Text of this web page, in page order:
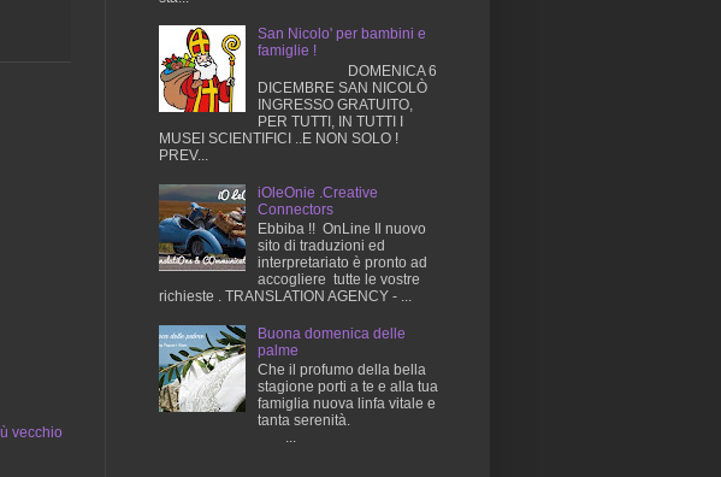
vecchio
San Nicolo' per bambini e
famiglie !
DOMENICA 6
DICEMBRE SAN NICOLÒ
INGRESSO GRATUITO,
PER TUTTI, IN TUTTI I
MUSEI SCIENTIFICI ..E NON SOLO !
PREV...
iOleOnie .Creative
Connectors
Ebbiba !! OnLine Il nuovo
sito di traduzioni ed
interpretariato è pronto ad
accogliere tutte le vostre
richieste . TRANSLATION AGENCY - ...
Buona domenica delle
palme
Che il profumo della bella
stagione porti a te e alla tua
famiglia nuova linfa vitale e
tanta serenità.
...